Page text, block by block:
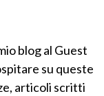
blog al Guest
su queste
articoli scritti